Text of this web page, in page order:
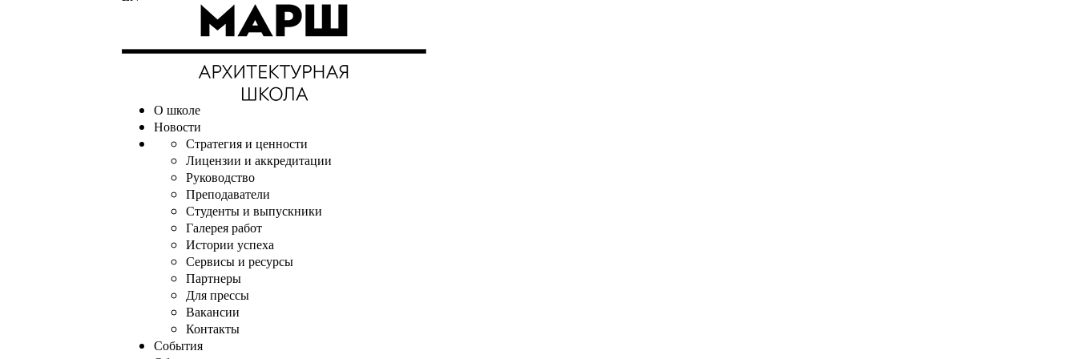
О школе
Новости
Стратегия и ценности
Лицензии и аккредитации
Руководство
Преподаватели
Студенты и выпускники
Галерея работ
Истории успеха
Сервисы и ресурсы
Партнеры
Для прессы
Вакансии
Контакты
События